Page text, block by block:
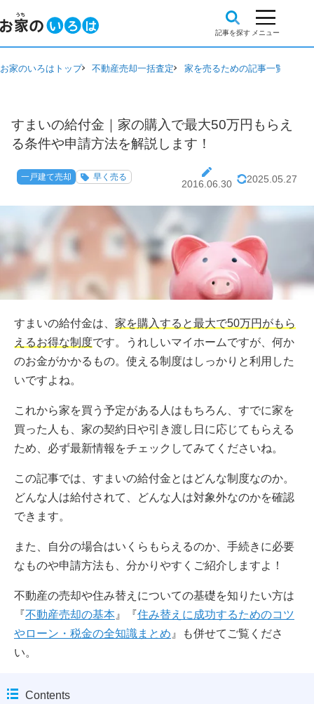
お家のいろはトップ 不動産売却一括査定 家を売るための記事一覧
すまいの給付金｜家の購入で最大50万円もらえ
る条件や申請方法を解説します！
一戸建て売却 早く売る
2016.06.30 2025.05.27
すまいの給付金は、 家を購入すると最大で50万円がもら
えるお得な制度です。うれしいマイホームですが、何か
のお金がかかるもの。使える制度はしっかりと利用した
いですよね。
これから家を買う予定がある人はもちろん、すでに家を
買った人も、家の契約日や引き渡し日に応じてもらえる
ため、必ず最新情報をチェックしてみてくださいね。
この記事では、すまいの給付金とはどんな制度なのか。
どんな人は給付されて、どんな人は対象外なのかを確認
できます。
また、自分の場合はいくらもらえるのか、手続きに必要
なものや申請方法も、分かりやすくご紹介しますよ！
不動産の売却や住み替えについての基礎を知りたい方は
『不動産売却の基本 』『住み替えに成功するためのコツ
やローン・税金の全知識まとめ 』も併せてご覧くださ
い。
Contents